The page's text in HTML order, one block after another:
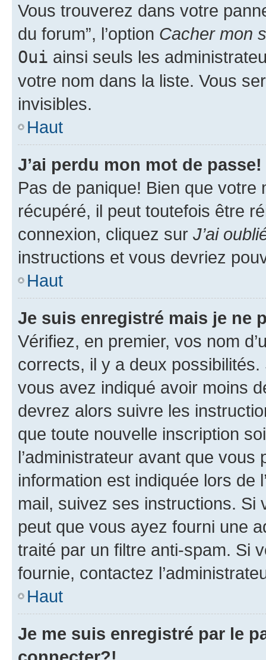
Vous trouverez dans votre
du forum”, l’option Cacher mon
Oui ainsi seuls les
votre nom dans la liste. Vous
invisibles.
Haut
J’ai perdu mon mot de passe!
Pas de panique! Bien que
récupéré, il peut toutefois être
connexion, cliquez sur J’ai
instructions et vous devriez
Haut
Je suis enregistré mais je ne
Vérifiez, en premier, vos nom
corrects, il y a deux
vous avez indiqué avoir moins
devrez alors suivre les
que toute nouvelle inscription
l’administrateur avant que
information est indiquée lors de
mail, suivez ses instructions. Si
peut que vous ayez fourni une
traité par un filtre anti-spam. Si
fournie, contactez
Haut
Je me suis enregistré par le